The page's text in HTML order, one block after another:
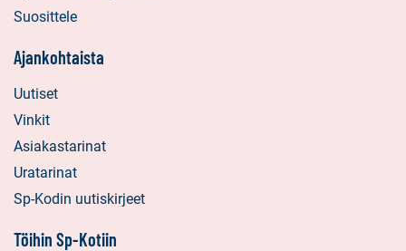
Suosittele
Ajankohtaista
Uutiset
Vinkit
Asiakastarinat
Uratarinat
Sp-Kodin uutiskirjeet
Töihin Sp-Kotiin